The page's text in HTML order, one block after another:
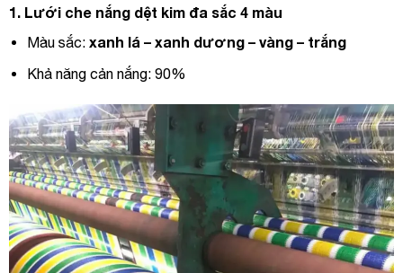
1. Lưới che nắng dệt kim đa sắc 4 màu
Màu sắc: xanh lá – xanh dương – vàng – trắng
Khả năng cản nắng: 90%